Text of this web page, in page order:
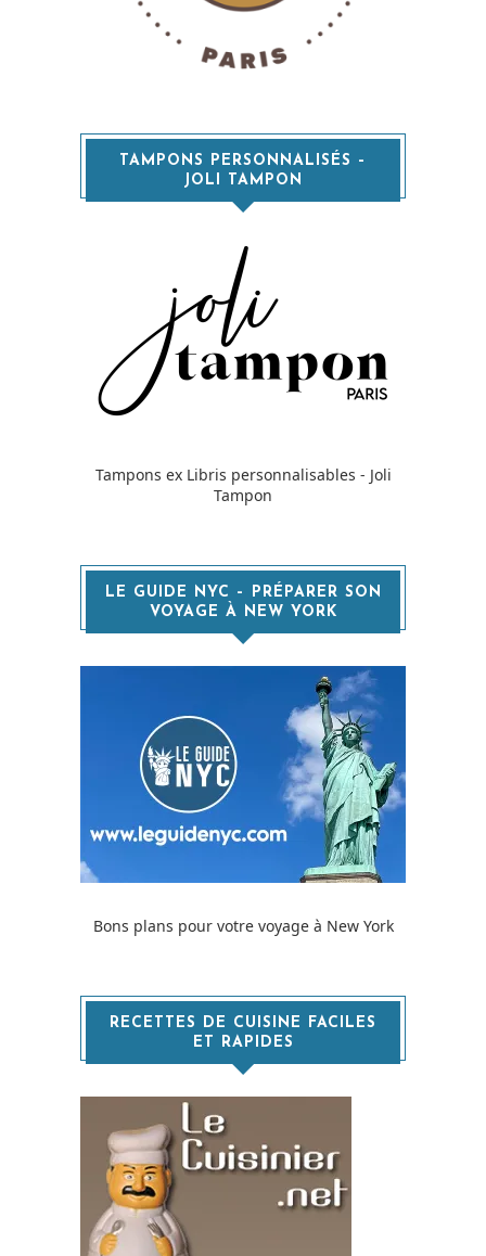
TAMPONS PERSONNALISÉS –
JOLI TAMPON
Tampons ex Libris personnalisables - Joli
Tampon
LE GUIDE NYC – PRÉPARER SON
VOYAGE À NEW YORK
Bons plans pour votre voyage à New York
RECETTES DE CUISINE FACILES
ET RAPIDES